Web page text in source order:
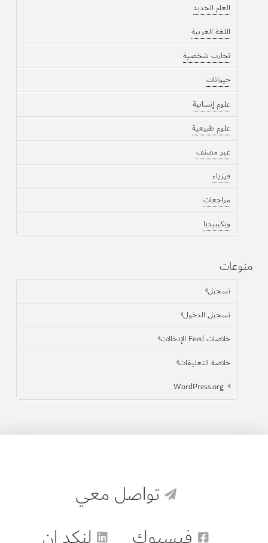
العام الجديد
اللغة العربية
تجارب شخصية
حيوانات
علوم إنسانية
علوم طبيعية
غير مصنف
فيزياء
مراجعات
ويكيبيديا
منوعات
تسجيل
تسجيل الدخول
خلاصات Feed الإدخالات
خلاصة التعليقات
WordPress.org
تواصل معي